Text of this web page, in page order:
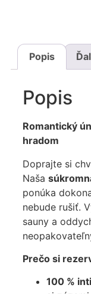
Popis
Popis
Romantický
hradom
Doprajte si
Naša
ponúka
nebude rušiť.
sauny a
Prečo si
100 %